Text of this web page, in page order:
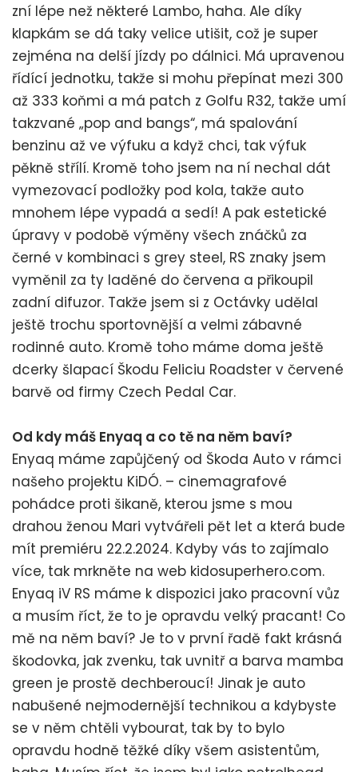
zní lépe než některé Lambo, haha. Ale díky
klapkám se dá taky velice utišit, což je super
zejména na delší jízdy po dálnici. Má upravenou
řídící jednotku, takže si mohu přepínat mezi 300
až 333 koňmi a má patch z Golfu R32, takže umí
takzvané „pop and bangs“, má spalování
benzinu až ve výfuku a když chci, tak výfuk
pěkně střílí. Kromě toho jsem na ní nechal dát
vymezovací podložky pod kola, takže auto
mnohem lépe vypadá a sedí! A pak estetické
úpravy v podobě výměny všech znáčků za
černé v kombinaci s grey steel, RS znaky jsem
vyměnil za ty laděné do červena a přikoupil
zadní difuzor. Takže jsem si z Octávky udělal
ještě trochu sportovnější a velmi zábavné
rodinné auto. Kromě toho máme doma ještě
dcerky šlapací Škodu Feliciu Roadster v červené
barvě od firmy Czech Pedal Car.
Od kdy máš Enyaq a co tě na něm baví?
Enyaq máme zapůjčený od Škoda Auto v rámci
našeho projektu KiDÓ. – cinemagrafové
pohádce proti šikaně, kterou jsme s mou
drahou ženou Mari vytvářeli pět let a která bude
mít premiéru 22.2.2024. Kdyby vás to zajímalo
více, tak mrkněte na web kidosuperhero.com.
Enyaq iV RS máme k dispozici jako pracovní vůz
a musím říct, že to je opravdu velký pracant! Co
mě na něm baví? Je to v první řadě fakt krásná
škodovka, jak zvenku, tak uvnitř a barva mamba
green je prostě dechberoucí! Jinak je auto
nabušené nejmodernější technikou a kdybyste
se v něm chtěli vybourat, tak by to bylo
opravdu hodně těžké díky všem asistentům,